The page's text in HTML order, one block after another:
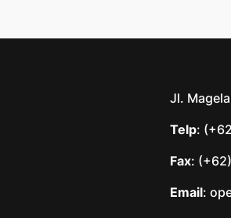
Jl.
Telp:
Fax:
Email: